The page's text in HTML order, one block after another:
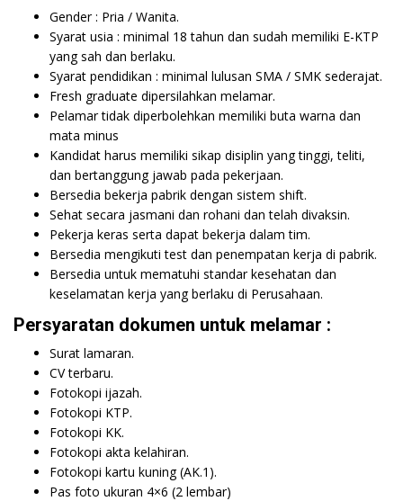
Gender : Pria / Wanita.
Syarat usia : minimal 18 tahun dan sudah memiliki E-KTP
yang sah dan berlaku.
Syarat pendidikan : minimal lulusan SMA / SMK sederajat.
Fresh graduate dipersilahkan melamar.
Pelamar tidak diperbolehkan memiliki buta warna dan
mata minus
Kandidat harus memiliki sikap disiplin yang tinggi, teliti,
dan bertanggung jawab pada pekerjaan.
Bersedia bekerja pabrik dengan sistem shift.
Sehat secara jasmani dan rohani dan telah divaksin.
Pekerja keras serta dapat bekerja dalam tim.
Bersedia mengikuti test dan penempatan kerja di pabrik.
Bersedia untuk mematuhi standar kesehatan dan
keselamatan kerja yang berlaku di Perusahaan.
Persyaratan dokumen untuk melamar :
Surat lamaran.
CV terbaru.
Fotokopi ijazah.
Fotokopi KTP.
Fotokopi KK.
Fotokopi akta kelahiran.
Fotokopi kartu kuning (AK.1).
Pas foto ukuran 4×6 (2 lembar)